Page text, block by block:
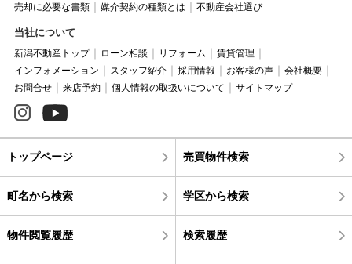
売却に必要な書類
媒介契約の種類とは 不動産会社選び
当社について
新潟不動産トップ ローン相談 リフォーム
賃貸管理
インフォメーション
スタッフ紹介 採用情報 お客様の声
会社概要
お問合せ
来店予約 個人情報の取扱いについて サイトマップ
トップページ 売買物件検索
町名から検索 学区から検索
物件閲覧履歴 検索履歴